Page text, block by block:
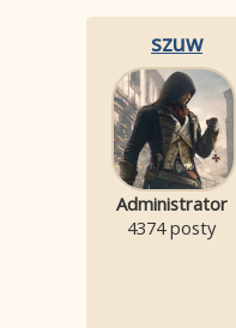
szuw
Administrator
4374 posty